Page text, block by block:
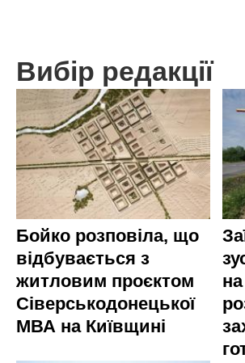
Вибір редакції
Бойко розповіла, що
відбувається з
житловим проєктом
Сіверськодонецької
МВА на Київщині